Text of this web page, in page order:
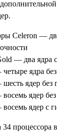
Celeron —
— два ядра
ядра
ядер без
ядер
ядер с
процессора